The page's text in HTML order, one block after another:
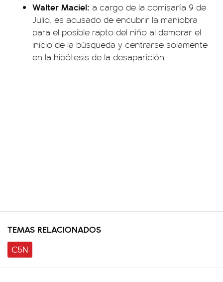
Walter Maciel: a cargo de la comisaría 9 de
Julio, es acusado de encubrir la maniobra
para el posible rapto del niño al demorar el
inicio de la búsqueda y centrarse solamente
en la hipótesis de la desaparición.
TEMAS RELACIONADOS
C5N